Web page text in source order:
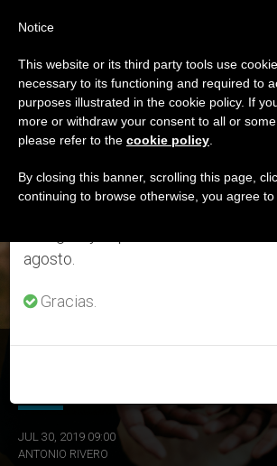
ETIQUETA
Posts Tagged
Eternos’
ÚLTIMAS NOTICIAS
JUL 30, 2019 09:00
ANTONIO RIVERO
Aviso importante
Del 27 de julio al 7 de agosto
anual, aprovechando que en el
se generan menos informaciones y
agosto.
Gracias.
Notice
This website or its third party tools use
necessary to its functioning and required to
purposes illustrated in the cookie policy. If
more or withdraw your consent to all or
please refer to the cookie policy
By closing this banner, scrolling this page,
continuing to browse otherwise, you agree to